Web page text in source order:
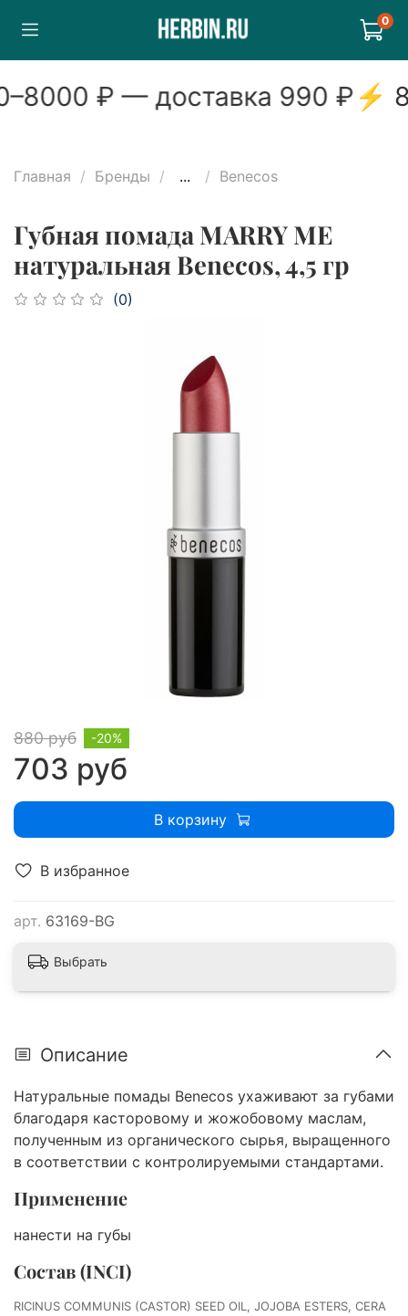
0
8000₽ — доставка990₽⚡
Главная Бренды ... Benecos
Губная помада MARRY ME
натуральная Benecos, 4,5 гр
(0)
В избранное
арт. 63169-BG
880 руб
703 руб
-20%
В корзину
Выбрать
Описание
Натуральные помады Benecos ухаживают за губами
благодаря касторовому и жожобовому маслам,
полученным из органического сырья, выращенного
в соответствии с контролируемыми стандартами.
Применение
нанести на губы
Состав (INCI)
RICINUS COMMUNIS (CASTOR) SEED OIL, JOJOBA ESTERS, CERA